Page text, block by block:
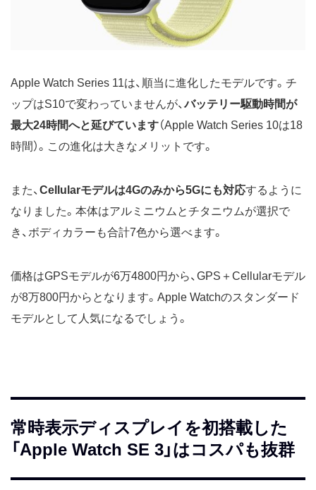
Apple Watch Series 11は、順当に進化したモデルです。チ
ップはS10で変わっていませんが、バッテリー駆動時間が
最大24時間へと延びています（Apple Watch Series 10は18
時間）。この進化は大きなメリットです。
また、 Cellularモデルは4Gのみから5Gにも対応するように
なりました。本体はアルミニウムとチタニウムが選択で
き、ボディカラーも合計7色から選べます。
価格はGPSモデルが6万4800円から、GPS＋Cellularモデル
が8万800円からとなります。Apple Watchのスタンダード
モデルとして人気になるでしょう。
常時表示ディスプレイを初搭載した
「Apple Watch SE 3」はコスパも抜群